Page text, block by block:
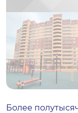
Более